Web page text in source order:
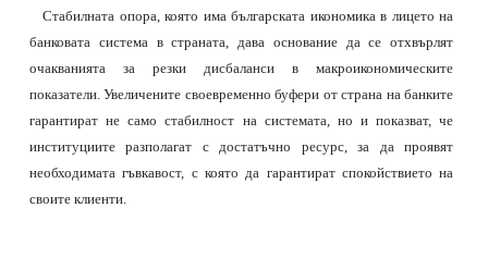
Стабилната опора, която има българската икономика в лицето на
банковата система в страната, дава основание да се отхвърлят
очакванията за резки дисбаланси в макроикономическите
показатели. Увеличените своевременно буфери от страна на банките
гарантират не само стабилност на системата, но и показват, че
институциите разполагат с достатъчно ресурс, за да проявят
необходимата гъвкавост, с която да гарантират спокойствието на
своите клиенти.